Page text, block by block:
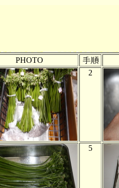
PHOTO
2
5